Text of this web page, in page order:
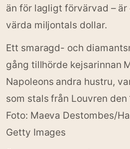
än för lagligt förvärvad –
värda miljontals dollar.
Ett smaragd- och
gång tillhörde kejsarinnan
Napoleons andra hustru,
som stals från Louvren
Foto: Maeva Destombes/
Getty Images